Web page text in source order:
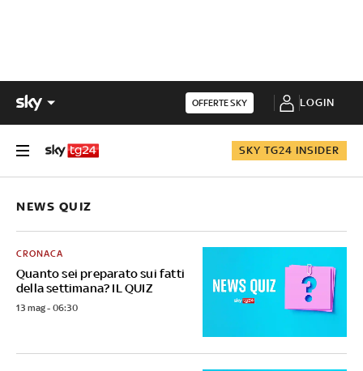
OFFERTE SKY LOGIN
SKY TG24 INSIDER
NEWS QUIZ
Quanto sei preparato sui fatti
della settimana? IL QUIZ
CRONACA
13 mag - 06:30